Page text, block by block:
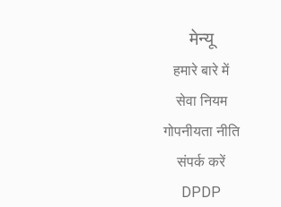
मेन्यू
हमारे बारे में
सेवा नियम
गोपनीयता नीति
संपर्क करें
DPDP